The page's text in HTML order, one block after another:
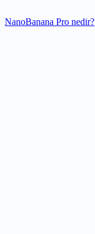
NanoBanana Pro nedir?